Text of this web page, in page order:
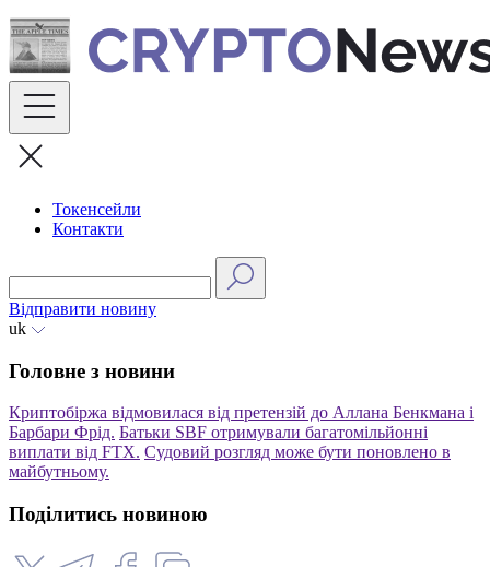
Skip
to
content
Токенсейли
Контакти
Відправити новину
uk
Головне з новини
Криптобіржа відмовилася від претензій до Аллана Бенкмана і
Барбари Фрід. Батьки SBF отримували багатомільйонні
виплати від FTX. Судовий розгляд може бути поновлено в
майбутньому.
Поділитись новиною